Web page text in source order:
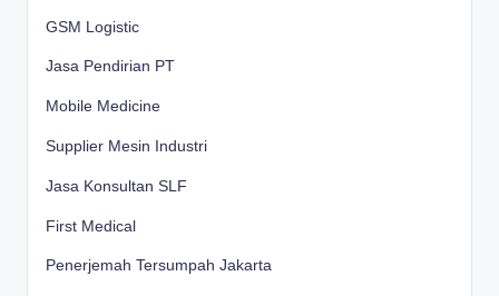
GSM Logistic
Jasa Pendirian PT
Mobile Medicine
Supplier Mesin Industri
Jasa Konsultan SLF
First Medical
Penerjemah Tersumpah Jakarta